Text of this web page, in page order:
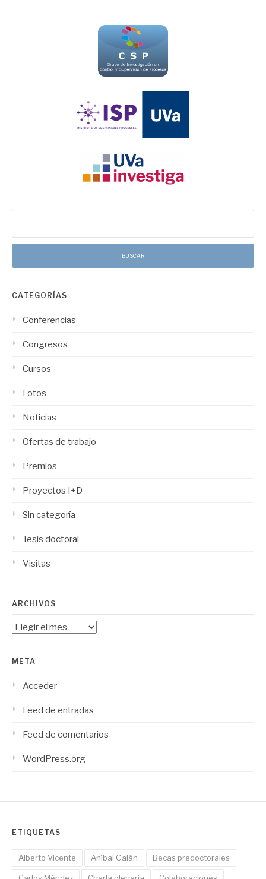
CATEGORÍAS
Conferencias
Congresos
Cursos
Fotos
Noticias
Ofertas de trabajo
Premios
Proyectos I+D
Sin categoría
Tesis doctoral
Visitas
ARCHIVOS
Archivos
META
Acceder
Feed de entradas
Feed de comentarios
WordPress.org
ETIQUETAS
Alberto Vicente Aníbal Galán Becas predoctorales